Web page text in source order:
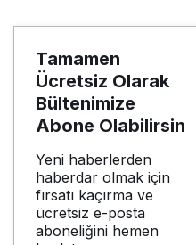
Tamamen
Ücretsiz Olarak
Bültenimize
Abone Olabilirsin
Yeni haberlerden
haberdar olmak için
fırsatı kaçırma ve
ücretsiz e-posta
aboneliğini hemen